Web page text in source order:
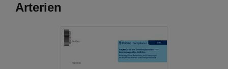
Arterien